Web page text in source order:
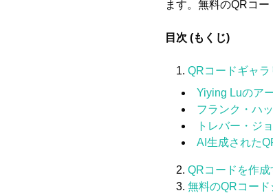
ます。無料のQRコ
目次 (もくじ)
QRコードギャラ
Yiying Luのア
フランク・ハ
トレバー・ジ
AI生成された
QRコードを作
無料のQRコー